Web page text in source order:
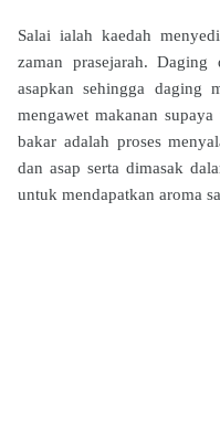
Salai ialah kaedah
zaman prasejarah.
asapkan sehingga daging
mengawet makanan
bakar adalah proses
dan asap serta dimasak
untuk mendapatkan aroma